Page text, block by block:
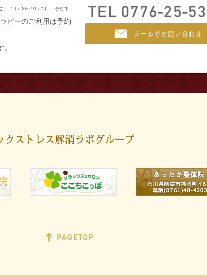
ピーのご利用は予約